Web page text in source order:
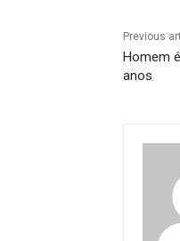
Previous
Homem
anos